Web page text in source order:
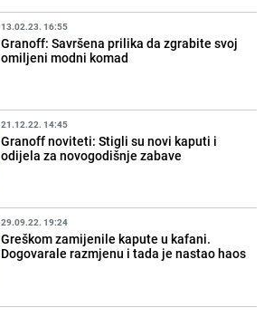
13.02.23. 16:55
Granoff: Savršena prilika da zgrabite svoj
omiljeni modni komad
21.12.22. 14:45
Granoff noviteti: Stigli su novi kaputi i
odijela za novogodišnje zabave
29.09.22. 19:24
Greškom zamijenile kapute u kafani.
Dogovarale razmjenu i tada je nastao haos